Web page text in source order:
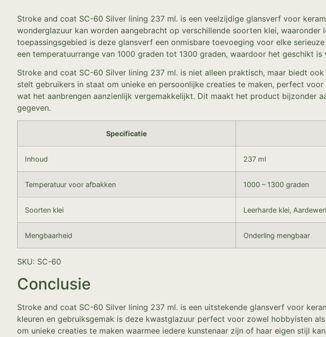
Stroke and coat SC-60 Silver lining 237 ml. is een veelzijdige glansverf voor
wonderglazuur kan worden aangebracht op verschillende soorten klei,
toepassingsgebied is deze glansverf een onmisbare toevoeging voor elke
een temperatuurrange van 1000 graden tot 1300 graden, waardoor het geschikt
Stroke and coat SC-60 Silver lining 237 ml. is niet alleen praktisch, maar biedt
stelt gebruikers in staat om unieke en persoonlijke creaties te maken, perfect
wat het aanbrengen aanzienlijk vergemakkelijkt. Dit maakt het product bijzonder
gegeven.
Specificatie
Inhoud 237 ml
Temperatuur voor afbakken 1000 – 1300 graden
Soorten klei Leerharde klei,
Mengbaarheid Onderling mengbaar
SKU: SC-60
Conclusie
Stroke and coat SC-60 Silver lining 237 ml. is een uitstekende glansverf voor
kleuren en gebruiksgemak is deze kwastglazuur perfect voor zowel hobbyisten
om unieke creaties te maken waarmee iedere kunstenaar zijn of haar eigen stijl